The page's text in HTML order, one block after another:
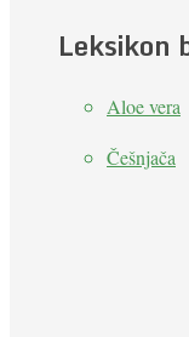
Leksikon
Aloe vera
Češnjača